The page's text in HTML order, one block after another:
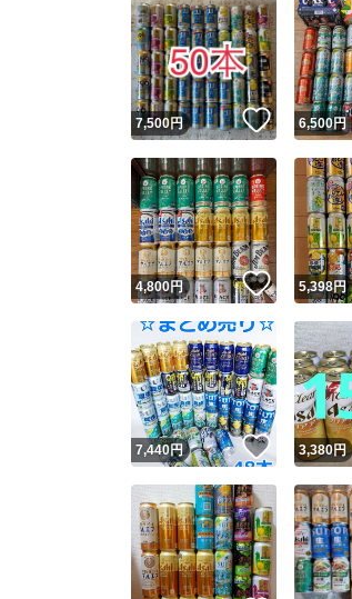
7,500円 いいね！
6,500円
4,800円 いいね！
5,398円
7,440円 いいね！
3,380円